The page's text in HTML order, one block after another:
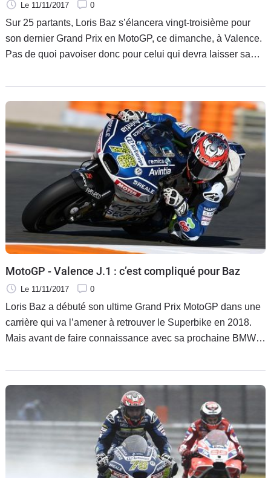
Le 11/11/2017 0
Sur 25 partants, Loris Baz s’élancera vingt-troisième pour
son dernier Grand Prix en MotoGP, ce dimanche, à Valence.
Pas de quoi pavoiser donc pour celui qui devra laisser sa
Français donnera tout de même le meilleur de lui-même
pour tenter de décrocher quelques points au terme d’une
course de 30 tours qui déterminera le nom du nouveau
Champion du Monde de la catégorie, version 2017.
MotoGP - Valence J.1 : c’est compliqué pour Baz
Le 11/11/2017 0
Loris Baz a débuté son ultime Grand Prix MotoGP dans une
carrière qui va l’amener à retrouver le Superbike en 2018.
Mais avant de faire connaissance avec sa prochaine BMW, il
séparation se fait pour le moment dans la douleur puisque
les performances ne sont pas au rendez-vous. Il reste encore
deux jours pour inverser la tendance, mais le Français le
reconnait : ce ne sera pas simple…